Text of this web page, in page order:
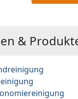
&